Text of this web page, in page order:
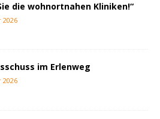
die wohnortnahen Kliniken!“
2026
im Erlenweg
2026